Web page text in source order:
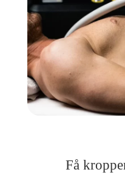
Få